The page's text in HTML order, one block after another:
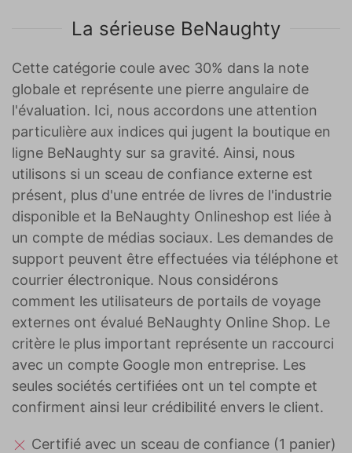
La sérieuse BeNaughty
Cette catégorie coule avec 30% dans la note
globale et représente une pierre angulaire de
l'évaluation. Ici, nous accordons une attention
particulière aux indices qui jugent la boutique en
ligne BeNaughty sur sa gravité. Ainsi, nous
utilisons si un sceau de confiance externe est
présent, plus d'une entrée de livres de l'industrie
disponible et la BeNaughty Onlineshop est liée à
un compte de médias sociaux. Les demandes de
support peuvent être effectuées via téléphone et
courrier électronique. Nous considérons
comment les utilisateurs de portails de voyage
externes ont évalué BeNaughty Online Shop. Le
critère le plus important représente un raccourci
avec un compte Google mon entreprise. Les
seules sociétés certifiées ont un tel compte et
confirment ainsi leur crédibilité envers le client.
Certifié avec un sceau de confiance (1 panier)